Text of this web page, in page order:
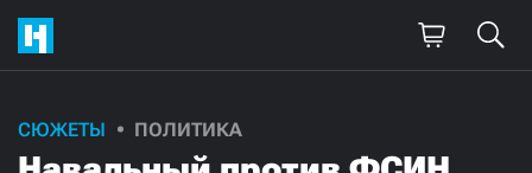
СЮЖЕТЫ ПОЛИТИКА